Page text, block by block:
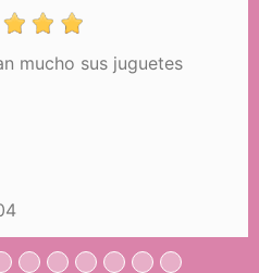
mucho sus juguetes